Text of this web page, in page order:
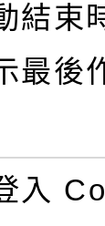
結束
最後
入